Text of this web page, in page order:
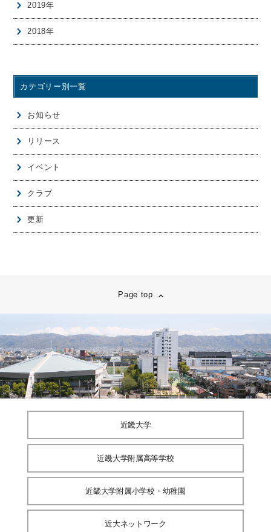
2019年
2018年
カテゴリー別一覧
お知らせ
リリース
イベント
クラブ
更新
Page top
近畿大学
近畿大学附属高等学校
近畿大学附属小学校・幼稚園
近大ネットワーク